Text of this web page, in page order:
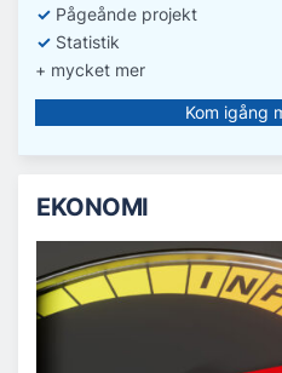
✓ Pågeånde projekt
✓ Statistik
+ mycket mer
Kom igång
EKONOMI